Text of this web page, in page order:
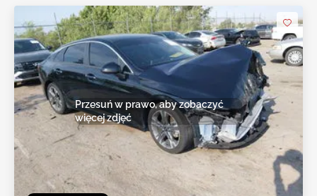
Przesuń w prawo, aby zobaczyć
więcej zdjęć